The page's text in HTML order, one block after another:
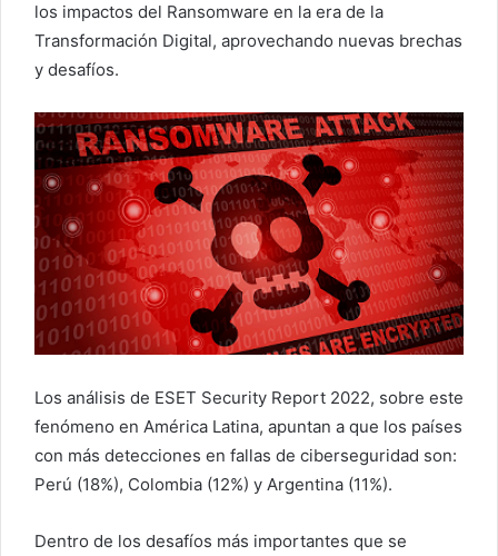
los impactos del Ransomware en la era de la
Transformación Digital, aprovechando nuevas brechas
y desafíos.
Los análisis de ESET Security Report 2022, sobre este
fenómeno en América Latina, apuntan a que los países
con más detecciones en fallas de ciberseguridad son:
Perú (18%), Colombia (12%) y Argentina (11%).
Dentro de los desafíos más importantes que se